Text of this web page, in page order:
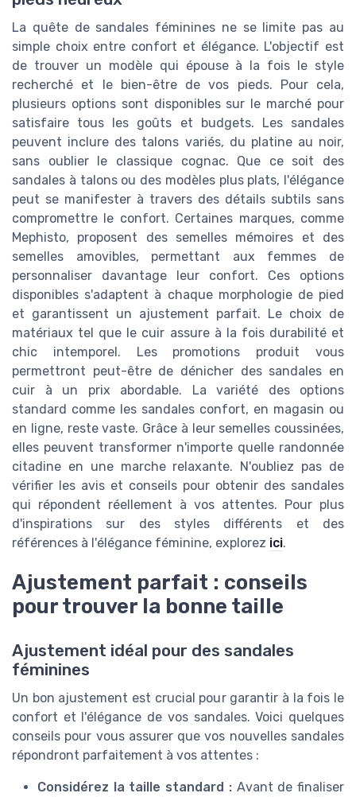
La quête de sandales féminines ne se limite pas au
simple choix entre confort et élégance. L'objectif est
de trouver un modèle qui épouse à la fois le style
recherché et le bien-être de vos pieds. Pour cela,
plusieurs options sont disponibles sur le marché pour
satisfaire tous les goûts et budgets. Les sandales
peuvent inclure des talons variés, du platine au noir,
sans oublier le classique cognac. Que ce soit des
sandales à talons ou des modèles plus plats, l'élégance
peut se manifester à travers des détails subtils sans
compromettre le confort. Certaines marques, comme
Mephisto, proposent des semelles mémoires et des
semelles amovibles, permettant aux femmes de
personnaliser davantage leur confort. Ces options
disponibles s'adaptent à chaque morphologie de pied
et garantissent un ajustement parfait. Le choix de
matériaux tel que le cuir assure à la fois durabilité et
chic intemporel. Les promotions produit vous
permettront peut-être de dénicher des sandales en
cuir à un prix abordable. La variété des options
standard comme les sandales confort, en magasin ou
en ligne, reste vaste. Grâce à leur semelles coussinées,
elles peuvent transformer n'importe quelle randonnée
citadine en une marche relaxante. N'oubliez pas de
vérifier les avis et conseils pour obtenir des sandales
qui répondent réellement à vos attentes. Pour plus
d'inspirations sur des styles différents et des
références à l'élégance féminine, explorez ici.
Ajustement parfait : conseils
pour trouver la bonne taille
Ajustement idéal pour des sandales
féminines
Un bon ajustement est crucial pour garantir à la fois le
confort et l'élégance de vos sandales. Voici quelques
conseils pour vous assurer que vos nouvelles sandales
répondront parfaitement à vos attentes :
Considérez la taille standard :Avant de finaliser